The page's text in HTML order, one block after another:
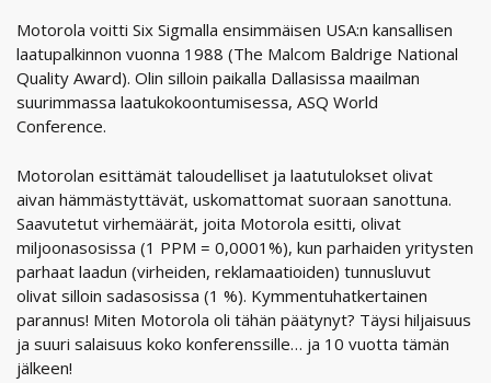
Motorola voitti Six Sigmalla ensimmäisen USA:n kansallisen
laatupalkinnon vuonna 1988 (The Malcom Baldrige National
Quality Award). Olin silloin paikalla Dallasissa maailman
suurimmassa laatukokoontumisessa, ASQ World
Conference.
Motorolan esittämät taloudelliset ja laatutulokset olivat
aivan hämmästyttävät, uskomattomat suoraan sanottuna.
Saavutetut virhemäärät, joita Motorola esitti, olivat
miljoonasosissa (1 PPM = 0,0001%), kun parhaiden yritysten
parhaat laadun (virheiden, reklamaatioiden) tunnusluvut
olivat silloin sadasosissa (1 %). Kymmentuhatkertainen
parannus! Miten Motorola oli tähän päätynyt? Täysi hiljaisuus
ja suuri salaisuus koko konferenssille… ja 10 vuotta tämän
jälkeen!